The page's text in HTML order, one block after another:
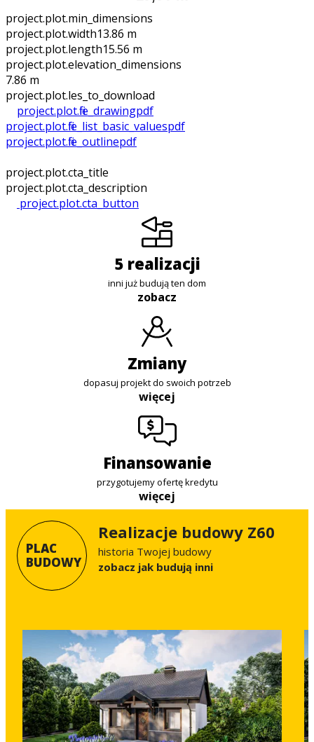
project.plot.min_dimensions
project.plot.width13.86 m
project.plot.length15.56 m
project.plot.elevation_dimensions
7.86 m
project.plot.files_to_download
project.plot.file_drawingpdf
project.plot.file_list_basic_valuespdf
project.plot.file_outlinepdf
project.plot.cta_title
project.plot.cta_description
project.plot.cta_button
5 realizacji
inni już budują ten dom
zobacz
zmiany
dopasuj projekt do swoich potrzeb
więcej
finansowanie
przygotujemy ofertę kredytu
więcej
PLAC
BUDOWY
Realizacje budowy Z60
historia Twojej budowy
Zobacz jak budują inni